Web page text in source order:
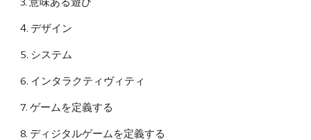
4. デザイン
5. システム
6. インタラクティヴィティ
7. ゲームを定義する
8. ディジタルゲームを定義する